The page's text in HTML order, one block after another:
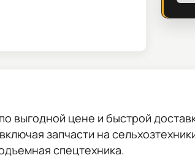
по выгодной цене и быстрой
запчасти на
спецтехника.